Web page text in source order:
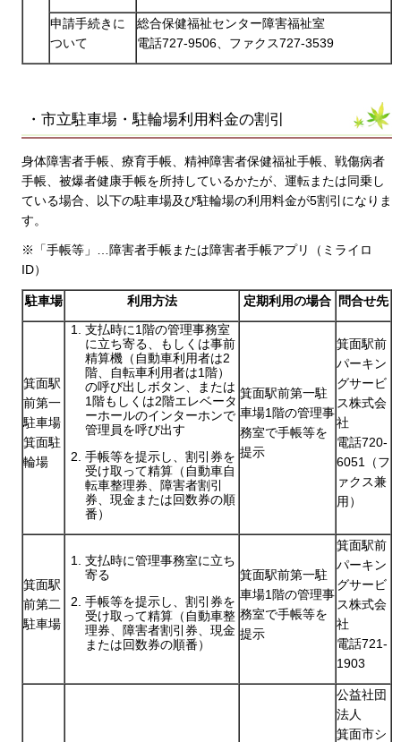
申請手続きに
ついて
総合保健福祉センター障害福祉室
電話727-9506、ファクス727-3539
・市立駐車場・駐輪場利用料金の割引
身体障害者手帳、療育手帳、精神障害者保健福祉手帳、戦傷病者
手帳、被爆者健康手帳を所持しているかたが、運転または同乗し
ている場合、以下の駐車場及び駐輪場の利用料金が5割引になりま
す。
※「手帳等」…障害者手帳または障害者手帳アプリ（ミライロ
ID）
駐車場 利用方法 定期利用の場合 問合せ先
箕面駅
前第一
駐車場
箕面駐
輪場
支払時に1階の管理事務室
に立ち寄る、もしくは事前
精算機（自動車利用者は2
階、自転車利用者は1階）
の呼び出しボタン、または
1階もしくは2階エレベータ
ーホールのインターホンで
管理員を呼び出す
手帳等を提示し、割引券を
受け取って精算（自動車自
転車整理券、障害者割引
券、現金または回数券の順
番）
箕面駅前第一駐
車場1階の管理事
務室で手帳等を
提示
箕面駅前
パーキン
グサービ
ス株式会
社
電話720-
6051（フ
ァクス兼
用）
箕面駅
前第二
駐車場
支払時に管理事務室に立ち
寄る
手帳等を提示し、割引券を
受け取って精算（自動車整
理券、障害者割引券、現金
または回数券の順番）
箕面駅前第一駐
車場1階の管理事
務室で手帳等を
提示
箕面駅前
パーキン
グサービ
ス株式会
社
電話721-
1903
公益社団
法人
箕面市シ